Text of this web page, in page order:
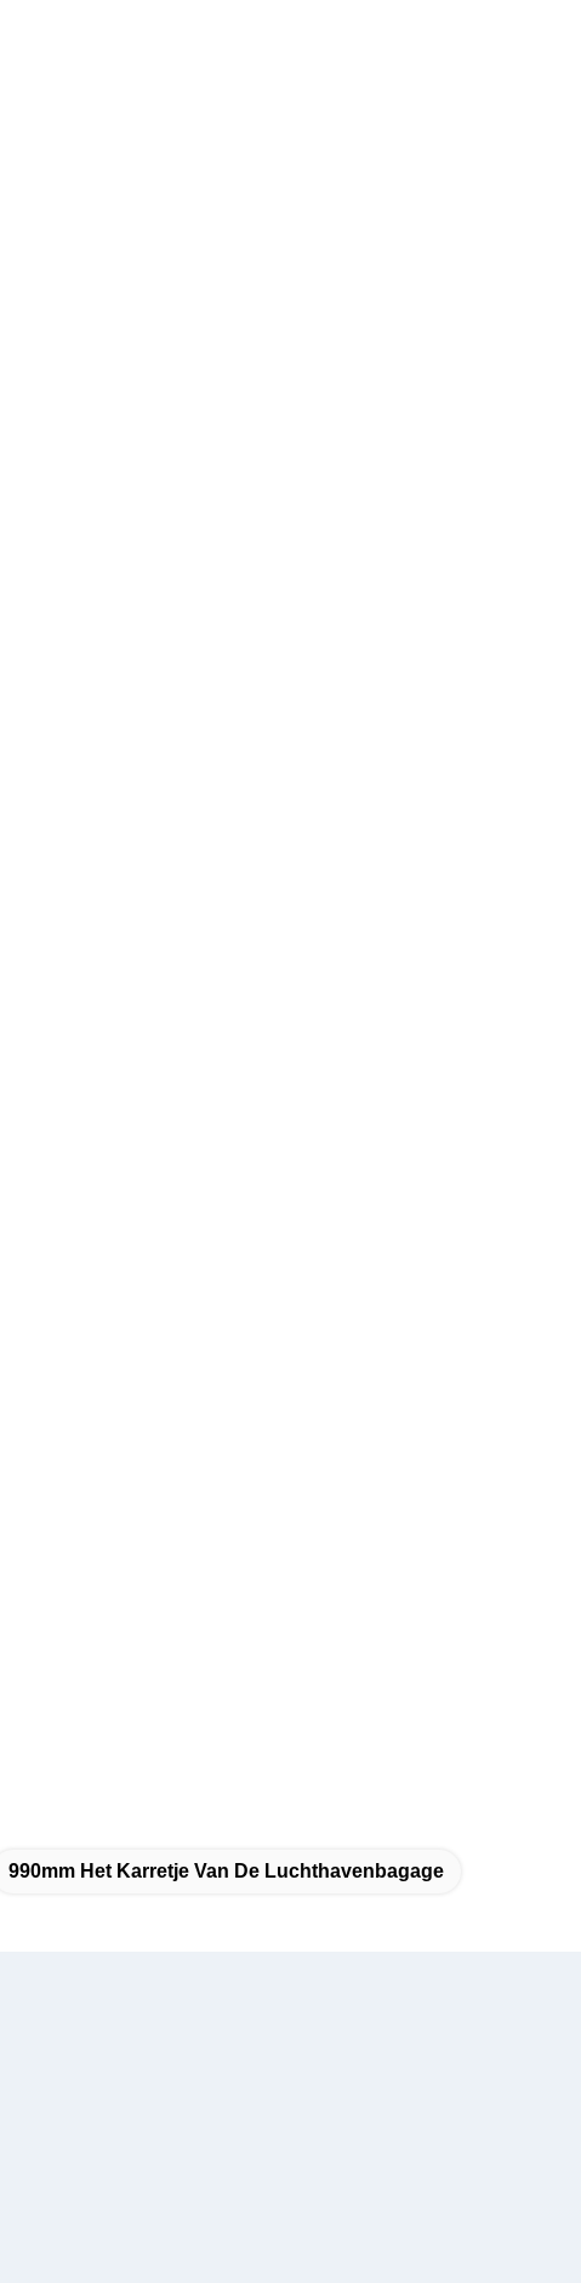
990mm Het Karretje Van De Luchthavenbagage